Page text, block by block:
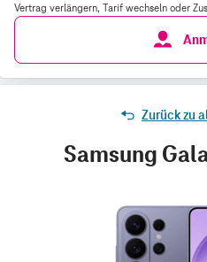
Vertrag verlängern, Tarif wechseln oder
Zurück zu
Samsung